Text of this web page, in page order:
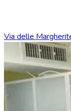
Via delle